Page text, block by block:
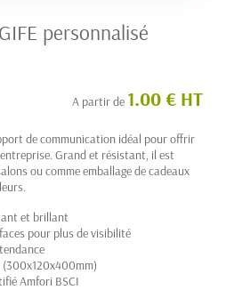
personnalisé
A partir de 1.00 € HT
de communication idéal pour offrir
Grand et résistant, il est
ou comme emballage de cadeaux
et brillant
pour plus de visibilité
(300x120x400mm)
Amfori BSCI